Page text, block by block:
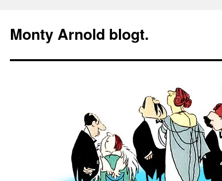
springen
Monty Arnold blogt.